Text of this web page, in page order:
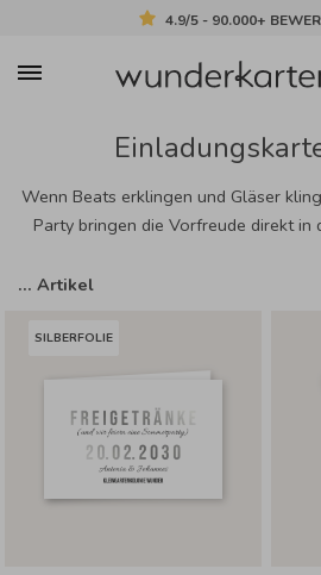
4.9/5 - 90.000+
Wenn Beats erklingen und Gläser
Party bringen die Vorfreude direkt in
… Artikel
SILBERFOLIE